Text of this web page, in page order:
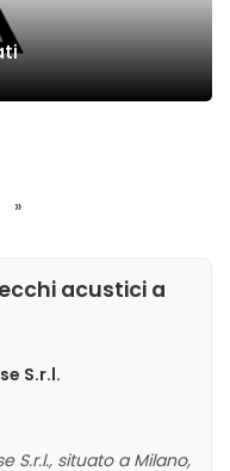
»
acustici a
S.r.l.
S.r.l., situato a Milano,